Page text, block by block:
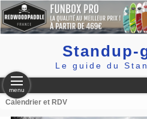
Standup-
Le guide du
menu
Calendrier et RDV